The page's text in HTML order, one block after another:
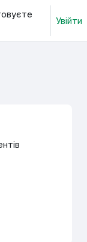
Увійти